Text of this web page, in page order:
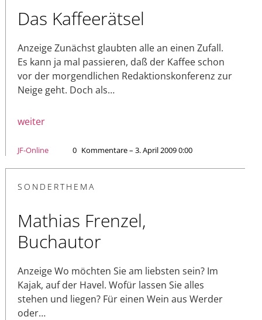
Das Kaffeerätsel
Anzeige Zunächst glaubten alle an einen Zufall.
Es kann ja mal passieren, daß der Kaffee schon
vor der morgendlichen Redaktionskonferenz zur
Neige geht. Doch als…
weiter
JF-Online 0 Kommentare – 3. April 2009 0:00
SONDERTHEMA
Mathias Frenzel,
Buchautor
Anzeige Wo möchten Sie am liebsten sein? Im
Kajak, auf der Havel. Wofür lassen Sie alles
stehen und liegen? Für einen Wein aus Werder
oder…